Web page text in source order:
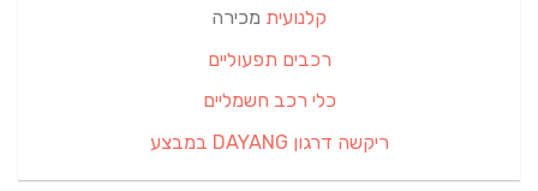
קלנועיתמכירה
רכבים תפעוליים
כלי רכב חשמליים
ריקשה דרגון DAYANG במבצע